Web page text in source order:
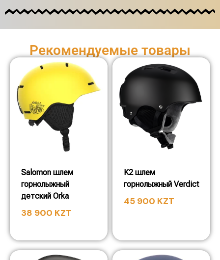
Рекомендуемые товары
Salomon шлем
горнолыжный
детский Orka
38 900 KZT
K2 шлем
горнолыжный Verdict
45 900 KZT